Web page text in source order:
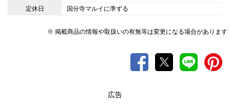
定休日
国分寺マルイに準ずる
※ 掲載商品の情報や取扱いの有無等は変更になる場合があります
広告